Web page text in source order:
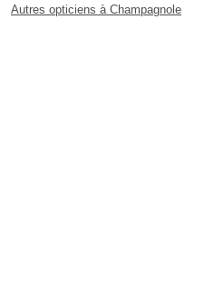
Autres opticiens à Champagnole